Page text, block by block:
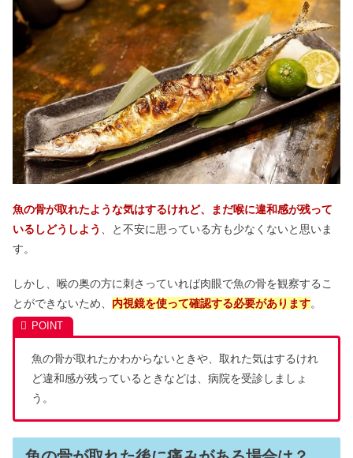
魚の骨が取れたような気はするけれど、まだ喉に違和感が残って
いるしどうしよう
、と不安に思っている方も少なくないと思いま
す。
しかし、喉の奥の方に刺さっていれば肉眼で魚の骨を観察するこ
とができないため、 内視鏡を使って確認する必要があります。
魚の骨が取れたかわからないときや、取れた気はするけれ
ど違和感が残っているときなどは、病院を受診しましょ
う。